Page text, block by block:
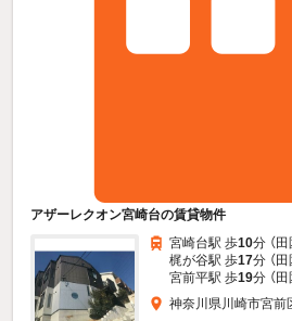
アザーレクオン宮崎台の賃貸物件
宮崎台駅 歩10分 （
梶が谷駅 歩17分 （
宮前平駅 歩19分 （
神奈川県川崎市宮前